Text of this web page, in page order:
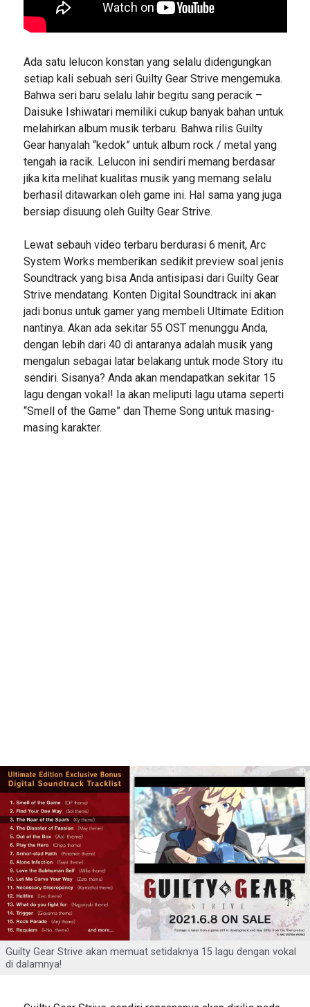
Ada satu lelucon konstan yang selalu didengungkan
setiap kali sebuah seri Guilty Gear Strive mengemuka.
Bahwa seri baru selalu lahir begitu sang peracik –
Daisuke Ishiwatari memiliki cukup banyak bahan untuk
melahirkan album musik terbaru. Bahwa rilis Guilty
Gear hanyalah “kedok” untuk album rock / metal yang
tengah ia racik. Lelucon ini sendiri memang berdasar
jika kita melihat kualitas musik yang memang selalu
berhasil ditawarkan oleh game ini. Hal sama yang juga
bersiap disuung oleh Guilty Gear Strive.
Lewat sebauh video terbaru berdurasi 6 menit, Arc
System Works memberikan sedikit preview soal jenis
Soundtrack yang bisa Anda antisipasi dari Guilty Gear
Strive mendatang. Konten Digital Soundtrack ini akan
jadi bonus untuk gamer yang membeli Ultimate Edition
nantinya. Akan ada sekitar 55 OST menunggu Anda,
dengan lebih dari 40 di antaranya adalah musik yang
mengalun sebagai latar belakang untuk mode Story itu
sendiri. Sisanya? Anda akan mendapatkan sekitar 15
lagu dengan vokal! Ia akan meliputi lagu utama seperti
“Smell of the Game” dan Theme Song untuk masing-
masing karakter.
Guilty Gear Strive akan memuat setidaknya 15 lagu dengan vokal
di dalamnya!